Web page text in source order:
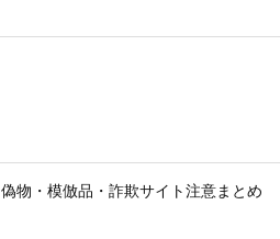
偽物・模倣品・詐欺サイト注意まとめ